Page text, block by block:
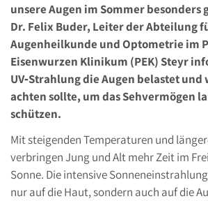
unsere Augen im Sommer
Dr. Felix Buder, Leiter der Abteilung
Augenheilkunde und Optometrie im
Eisenwurzen Klinikum (PEK) Steyr
UV‑Strahlung die Augen belastet und
achten sollte, um das Sehvermögen
schützen.
Mit steigenden Temperaturen und
verbringen Jung und Alt mehr Zeit im
Sonne. Die intensive
nur auf die Haut, sondern auch auf die